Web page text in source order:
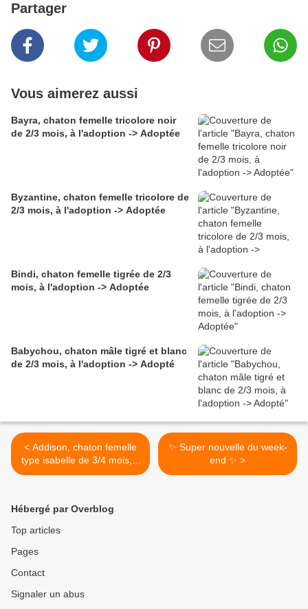
Partager
Vous aimerez aussi
Bayra, chaton femelle tricolore noir
de 2/3 mois, à l'adoption -> Adoptée
Byzantine, chaton femelle tricolore de
2/3 mois, à l'adoption -> Adoptée
Bindi, chaton femelle tigrée de 2/3
mois, à l'adoption -> Adoptée
Babychou, chaton mâle tigré et blanc
de 2/3 mois, à l'adoption -> Adopté
< Addison, chaton femelle
type isabelle de 3/4 mois, à
l'adoption -> adoptée
✨ Super nouvelle du week-
end ✨ >
Hébergé par Overblog
Top articles
Pages
Contact
Signaler un abus